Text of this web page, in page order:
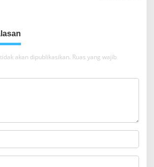
akan dipublikasikan. Ruas yang wajib